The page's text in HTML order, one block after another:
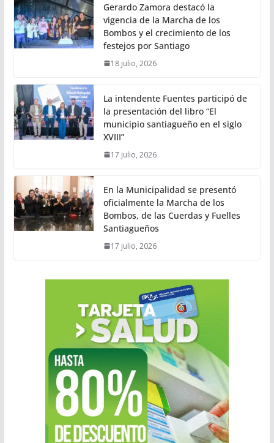
Gerardo Zamora destacó la
vigencia de la Marcha de los
Bombos y el crecimiento de los
festejos por Santiago
18 julio, 2026
La intendente Fuentes participó de
la presentación del libro “El
municipio santiagueño en el siglo
XVIII”
17 julio, 2026
En la Municipalidad se presentó
oficialmente la Marcha de los
Bombos, de las Cuerdas y Fuelles
Santiagueños
17 julio, 2026